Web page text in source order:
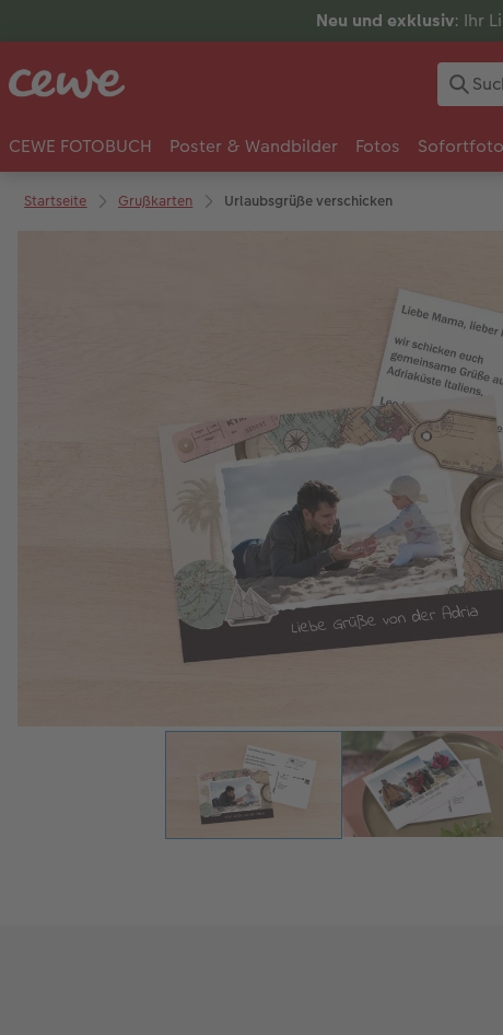
Neu und exklusiv: Ihr
CEWE FOTOBUCH Poster & Wandbilder Fotos
Startseite Grußkarten Urlaubsgrüße verschicken